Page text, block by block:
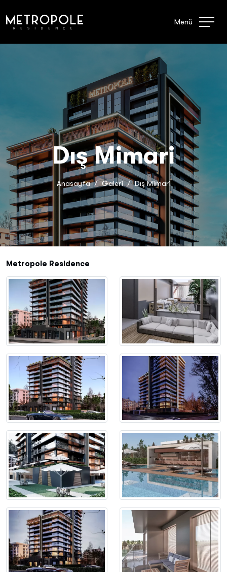
Menü
Dış Mimari
Anasayfa Galeri Dış Mimari
Metropole Residence